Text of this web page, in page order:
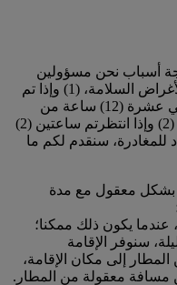
أسباب نحن مسؤولين
عنها، بما في ذلك تلك المطلوبة لأغراض السلامة، (1) وإذا تم
إبلاغكم بالتأخير قبل أقل من اثنتي عشرة (12) ساعة من
الموعد الأصلي المحدد للمغادرة، (2) وإذا انتظرتم ساعتين (2)
للمغادرة، سنقدم لكم ما
معقول مع مدة
عندما يكون ذلك ممكنا؛
سنوفر الإقامة
المطار إلى مكان الإقامة،
معقولة من المطار.